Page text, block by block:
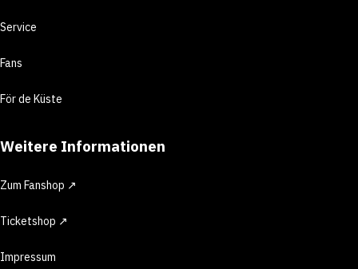
Service
Fans
För de Küste
Weitere Informationen
Zum Fanshop ↗
Ticketshop ↗
Impressum